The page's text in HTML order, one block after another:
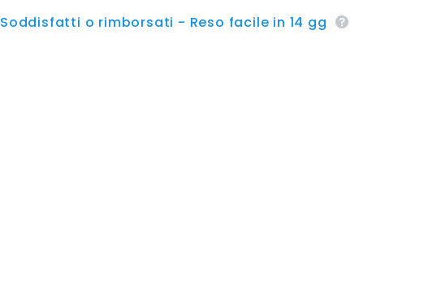
Soddisfatti o rimborsati - Reso facile in 14 gg